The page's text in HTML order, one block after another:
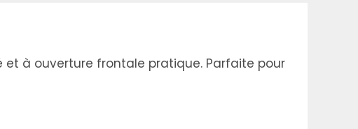
à ouverture frontale pratique. Parfaite pour